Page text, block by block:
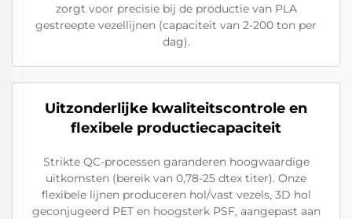
zorgt voor precisie bij de productie van PLA
gestreepte vezellijnen (capaciteit van 2-200 ton per
dag).
Uitzonderlijke kwaliteitscontrole en
flexibele productiecapaciteit
Strikte QC-processen garanderen hoogwaardige
uitkomsten (bereik van 0,78-25 dtex titer). Onze
flexibele lijnen produceren hol/vast vezels, 3D hol
geconjugeerd PET en hoogsterk PSF, aangepast aan